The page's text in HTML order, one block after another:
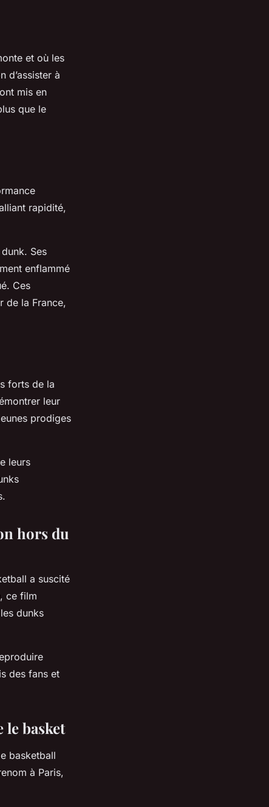
et où les
d’assister à
mis en
que le
rapidité,
Ses
enflammé
Ces
de la France,
forts de la
leur
prodiges
leurs
hors du
a suscité
ce film
dunks
des fans et
le basket
basketball
à Paris,